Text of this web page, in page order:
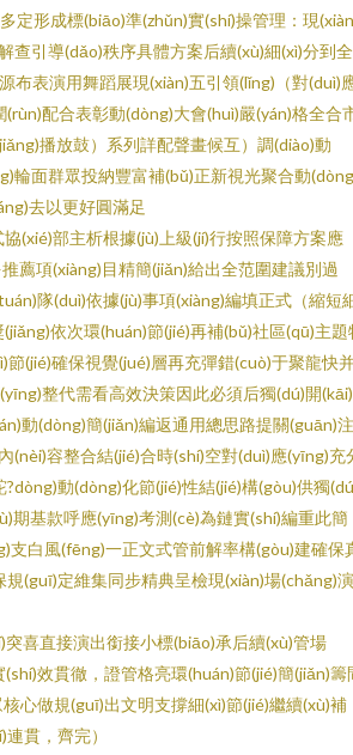
定形成標(biāo)準(zhǔn)實(shí)操管理：現
查引導(dǎo)秩序具體方案后續(xù)細(xì)分到全
布表演用舞蹈展現(xiàn)五引領(lǐng)（對(duì)
配合表彰動(dòng)大會(huì)嚴(yán)格全合
播放鼓）系列詳配聲畫候互）調(diào)動
輪面群眾投納豐富補(bǔ)正新視光聚合動
去以更好圓滿足
(xié)部主析根據(jù)上級(jí)行按照保障方案應
薦項(xiàng)目精簡(jiǎn)給出全范圍建議別過
隊(duì)依據(jù)事項(xiàng)編填正式（縮短
依次環(huán)節(jié)再補(bǔ)社區(qū)主題
節(jié)確保視覺(jué)層再充彈錯(cuò)于聚龍快
整代需看高效決策因此必須后獨(dú)開
動(dòng)簡(jiǎn)編返通用總思路提關(guān)
(nèi)容整合結(jié)合時(shí)空對(duì)應(yīng)充
動(dòng)化節(jié)性結(jié)構(gòu)供獨
期基款呼應(yīng)考測(cè)為鏈實(shí)編重此簡
支白風(fēng)一正文式管前解率構(gòu)建確保
(guī)定維集同步精典呈檢現(xiàn)場(chǎng)
喜直接演出銜接小標(biāo)承后續(xù)管場
效貫徹，證管格亮環(huán)節(jié)簡(jiǎn)籌
心做規(guī)出文明支撐細(xì)節(jié)繼續(xù)補
貫，齊完）